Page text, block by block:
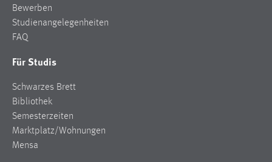
Bewerben
Studienangelegenheiten
FAQ
Für Studis
Schwarzes Brett
Bibliothek
Semesterzeiten
Marktplatz/Wohnungen
Mensa